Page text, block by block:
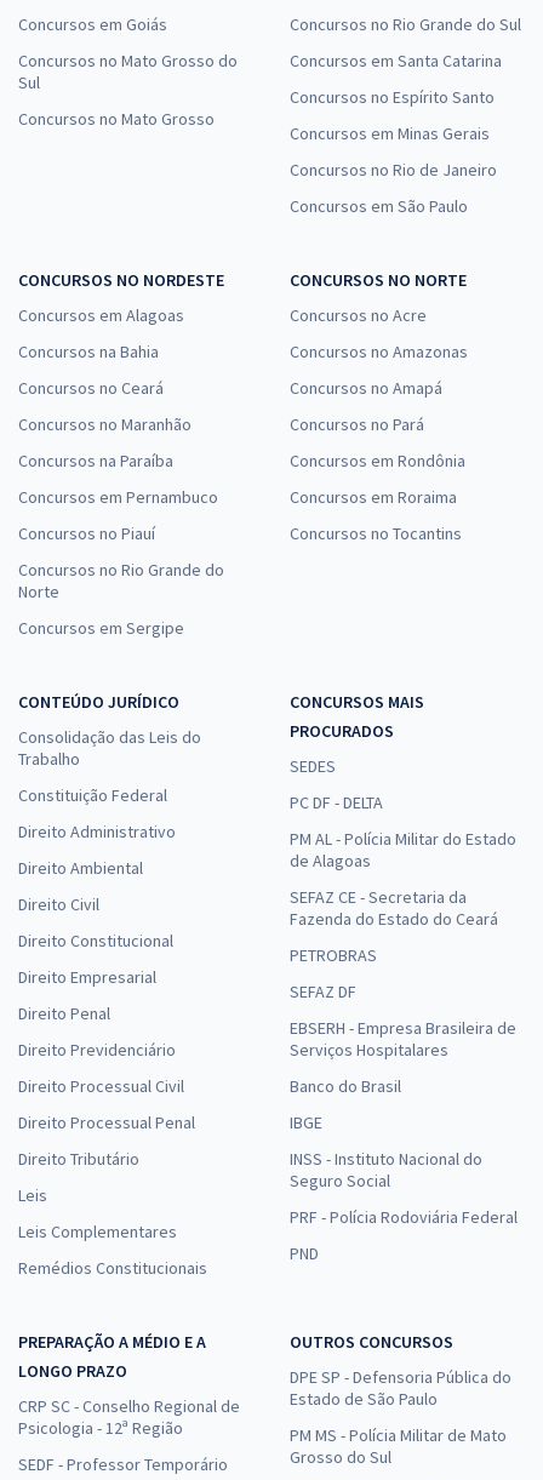
Concursos em Goiás
Concursos no Mato Grosso do
Sul
Concursos no Mato Grosso
Concursos no Rio Grande do Sul
Concursos em Santa Catarina
Concursos no Espírito Santo
Concursos em Minas Gerais
Concursos no Rio de Janeiro
Concursos em São Paulo
CONCURSOS NO NORDESTE
Concursos em Alagoas
Concursos na Bahia
Concursos no Ceará
Concursos no Maranhão
Concursos na Paraíba
Concursos em Pernambuco
Concursos no Piauí
Concursos no Rio Grande do
Norte
Concursos em Sergipe
CONCURSOS NO NORTE
Concursos no Acre
Concursos no Amazonas
Concursos no Amapá
Concursos no Pará
Concursos em Rondônia
Concursos em Roraima
Concursos no Tocantins
CONTEÚDO JURÍDICO
Consolidação das Leis do
Trabalho
Constituição Federal
Direito Administrativo
Direito Ambiental
Direito Civil
Direito Constitucional
Direito Empresarial
Direito Penal
Direito Previdenciário
Direito Processual Civil
Direito Processual Penal
Direito Tributário
Leis
Leis Complementares
Remédios Constitucionais
CONCURSOS MAIS
PROCURADOS
SEDES
PC DF - DELTA
PM AL - Polícia Militar do Estado
de Alagoas
SEFAZ CE - Secretaria da
Fazenda do Estado do Ceará
PETROBRAS
SEFAZ DF
EBSERH - Empresa Brasileira de
Serviços Hospitalares
Banco do Brasil
IBGE
INSS - Instituto Nacional do
Seguro Social
PRF - Polícia Rodoviária Federal
PND
PREPARAÇÃO A MÉDIO E A
LONGO PRAZO
CRP SC - Conselho Regional de
Psicologia - 12ª Região
SEDF - Professor Temporário
OUTROS CONCURSOS
DPE SP - Defensoria Pública do
Estado de São Paulo
PM MS - Polícia Militar de Mato
Grosso do Sul